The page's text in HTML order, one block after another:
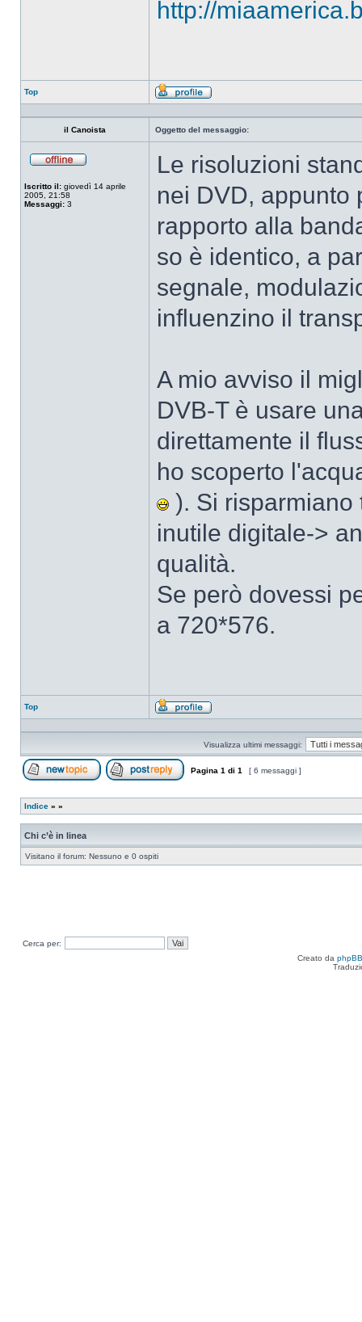
http://
Top
Profilo
il Canoista Oggetto del messaggio:
Iscritto il: giovedì 14 aprile
2005, 21:58
Messaggi: 3
Le risoluzioni
nei DVD, appunto
rapporto alla
so è identico, a
segnale,
influenzino il
A mio avviso il
DVB-T è usare
direttamente il
ho scoperto
). Si risparmiano
inutile digitale->
qualità.
Se però dovessi
a 720*576.
Top
Profilo
Visualizza ultimi messaggi:
Pagina 1 di 1 [ 6 messaggi ]
Indice » »
Chi c’è in linea
Visitano il forum: Nessuno e 0 ospiti
Cerca per:
Creato da phpBB